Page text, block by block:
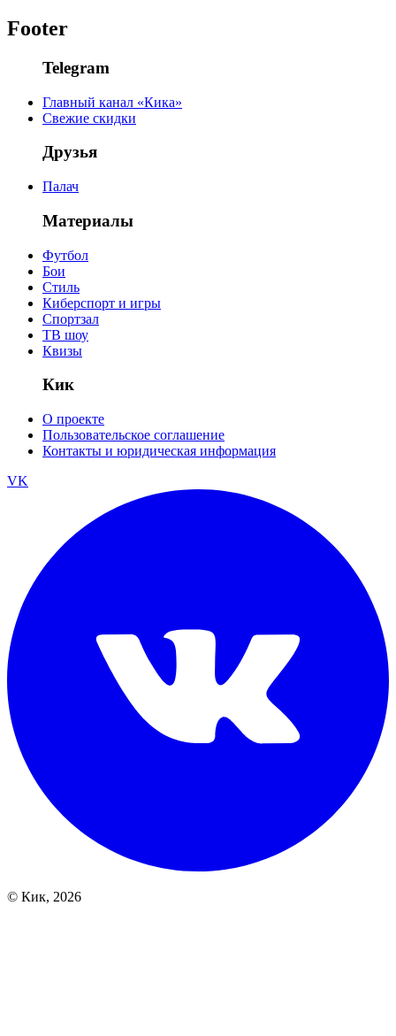
Footer
Telegram
Главный канал «Кика»
Свежие скидки
Друзья
Палач
Материалы
Футбол
Бои
Стиль
Киберспорт и игры
Спортзал
ТВ шоу
Квизы
Кик
О проекте
Пользовательское соглашение
Контакты и юридическая информация
VK
© Кик, 2026